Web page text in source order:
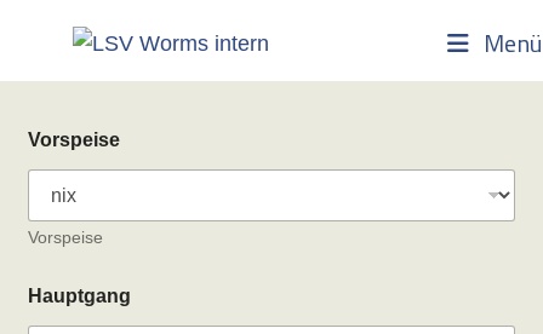
Menü
Vorspeise
Vorspeise
Hauptgang